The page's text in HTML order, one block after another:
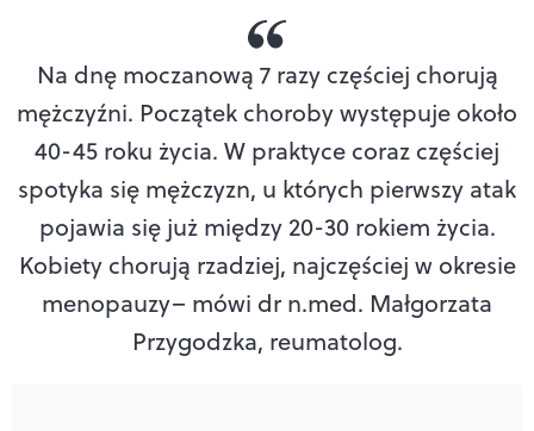
Na dnę moczanową 7 razy częściej chorują
mężczyźni. Początek choroby występuje około
40-45 roku życia. W praktyce coraz częściej
spotyka się mężczyzn, u których pierwszy atak
pojawia się już między 20-30 rokiem życia.
Kobiety chorują rzadziej, najczęściej w okresie
menopauzy– mówi dr n.med. Małgorzata
Przygodzka, reumatolog.